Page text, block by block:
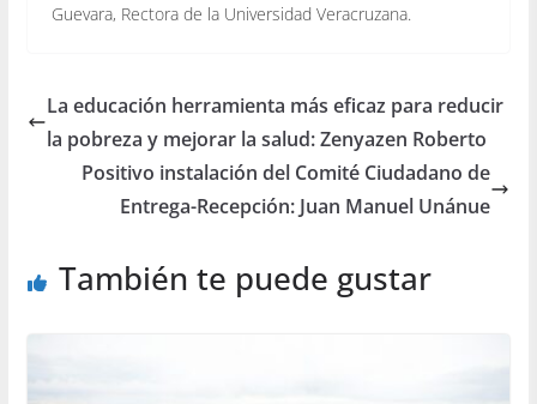
Guevara, Rectora de la Universidad Veracruzana.
La educación herramienta más eficaz para reducir
la pobreza y mejorar la salud: Zenyazen Roberto
Positivo instalación del Comité Ciudadano de
Entrega-Recepción: Juan Manuel Unánue
También te puede gustar